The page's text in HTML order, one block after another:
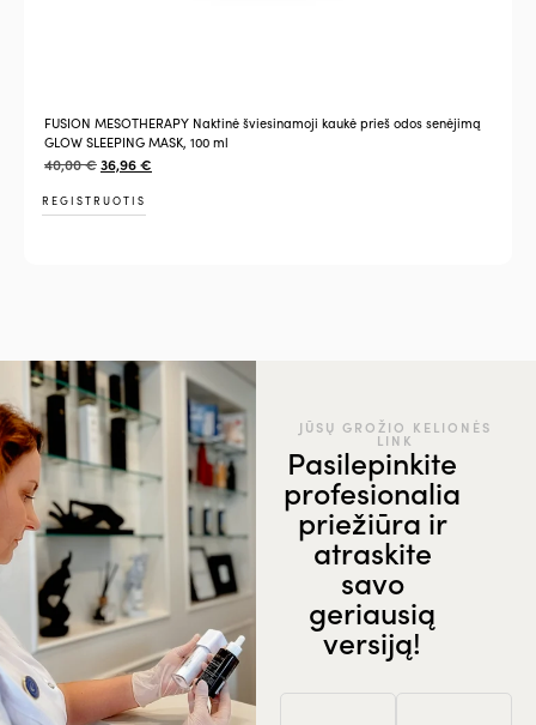
FUSION MESOTHERAPY Naktinė šviesinamoji kaukė prieš odos senėjimą
GLOW SLEEPING MASK, 100 ml
40,00€36,96€
REGISTRUOTIS
JŪSŲ GROŽIO KELIONĖS
LINK
Pasilepinkite
profesionalia
priežiūra ir
atraskite
savo
geriausią
versiją!